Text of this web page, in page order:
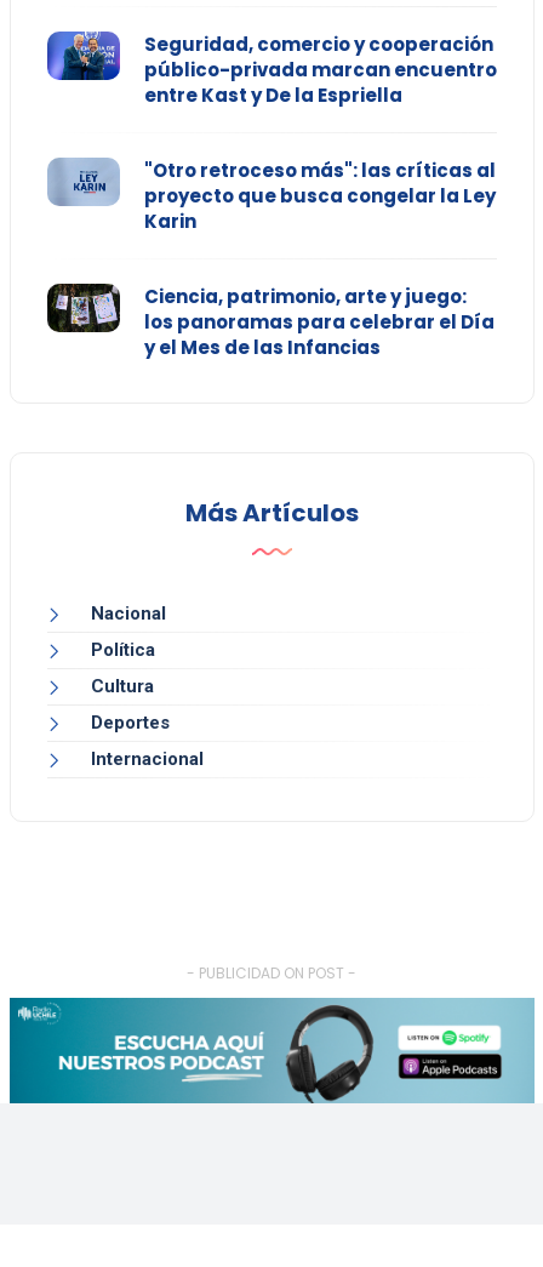
Seguridad, comercio y cooperación
público-privada marcan encuentro
entre Kast y De la Espriella
"Otro retroceso más": las críticas al
proyecto que busca congelar la Ley
Karin
Ciencia, patrimonio, arte y juego:
los panoramas para celebrar el Día
y el Mes de las Infancias
Más Artículos
Nacional
Política
Cultura
Deportes
Internacional
- PUBLICIDAD ON POST -